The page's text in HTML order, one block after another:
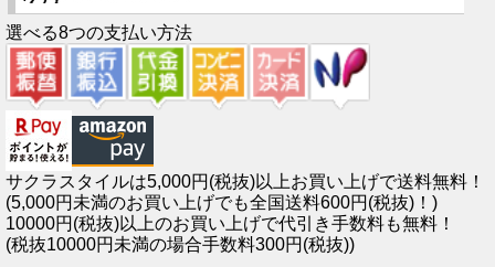
選べる8つの支払い方法
サクラスタイルは5,000円(税抜)以上お買い上げで送料無料！
(5,000円未満のお買い上げでも全国送料600円(税抜)！)
10000円(税抜)以上のお買い上げで代引き手数料も無料！
(税抜10000円未満の場合手数料300円(税抜))